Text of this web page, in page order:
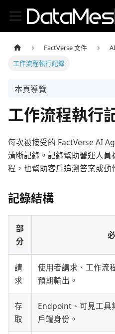
FactVerse 文件
工作流程執行記錄
本頁導覽
工作流程執行
每次被接受的 FactVerse AI
清晰記錄。記錄幫助營運人
程，也幫助客戶追溯答案或動
記錄結構
部
分
請
求
使用者請求、工作流
預期輸出。
存
取
Endpoint、可見工具
戶端身份。